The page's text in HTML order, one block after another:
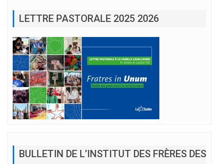
LETTRE PASTORALE 2025 2026
BULLETIN DE L’INSTITUT DES FRÈRES DES